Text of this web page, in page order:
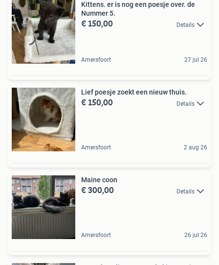
Kittens. er is nog een poesje over. de
Nummer 5.
€ 150,00 Details
Amersfoort 27 jul 26
Lief poesje zoekt een nieuw thuis.
€ 150,00 Details
Amersfoort 2 aug 26
Maine coon
€ 300,00 Details
Amersfoort 26 jul 26